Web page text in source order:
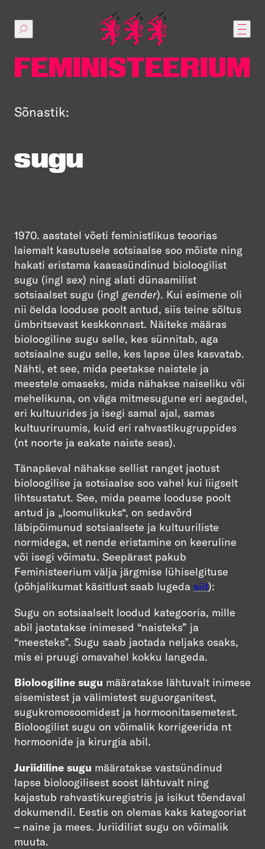
sisu
juurde
Sõnastik:
sugu
1970. aastatel võeti feministlikus teoorias
laiemalt kasutusele sotsiaalse soo mõiste ning
hakati eristama kaasasündinud bioloogilist
sugu (ingl sex) ning alati dünaamilist
sotsiaalset sugu (ingl gender). Kui esimene oli
nii öelda looduse poolt antud, siis teine sõltus
ümbritsevast keskkonnast. Näiteks määras
bioloogiline sugu selle, kes sünnitab, aga
sotsiaalne sugu selle, kes lapse üles kasvatab.
Nähti, et see, mida peetakse naistele ja
meestele omaseks, mida nähakse naiseliku või
mehelikuna, on väga mitmesugune eri aegadel,
eri kultuurides ja isegi samal ajal, samas
kultuuriruumis, kuid eri rahvastikugruppides
(nt noorte ja eakate naiste seas).
Tänapäeval nähakse sellist ranget jaotust
bioloogilise ja sotsiaalse soo vahel kui liigselt
lihtsustatut. See, mida peame looduse poolt
antud ja „loomulikuks“, on sedavõrd
läbipõimunud sotsiaalsete ja kultuuriliste
normidega, et nende eristamine on keeruline
või isegi võimatu. Seepärast pakub
Feministeerium välja järgmise lühiselgituse
(põhjalikumat käsitlust saab lugeda siit):
Sugu on sotsiaalselt loodud kategooria, mille
abil jaotatakse inimesed “naisteks” ja
“meesteks”. Sugu saab jaotada neljaks osaks,
mis ei pruugi omavahel kokku langeda.
Bioloogiline sugu määratakse lähtuvalt inimese
sisemistest ja välimistest suguorganitest,
sugukromosoomidest ja hormoonitasemetest.
Bioloogilist sugu on võimalik korrigeerida nt
hormoonide ja kirurgia abil.
Juriidiline sugu määratakse vastsündinud
lapse bioloogilisest soost lähtuvalt ning
kajastub rahvastikuregistris ja isikut tõendaval
dokumendil. Eestis on olemas kaks kategooriat
– naine ja mees. Juriidilist sugu on võimalik
muuta.